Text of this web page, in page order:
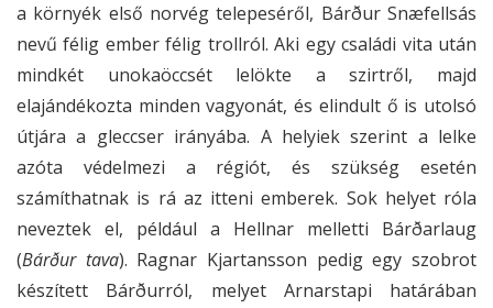
a környék első norvég telepeséről, Bárður Snæfellsás
nevű félig ember félig trollról. Aki egy családi vita után
mindkét unokaöccsét lelökte a szirtről, majd
elajándékozta minden vagyonát, és elindult ő is utolsó
útjára a gleccser irányába. A helyiek szerint a lelke
azóta védelmezi a régiót, és szükség esetén
számíthatnak is rá az itteni emberek. Sok helyet róla
neveztek el, például a Hellnar melletti Bárðarlaug
(Bárður tava). Ragnar Kjartansson pedig egy szobrot
készített Bárðurról, melyet Arnarstapi határában